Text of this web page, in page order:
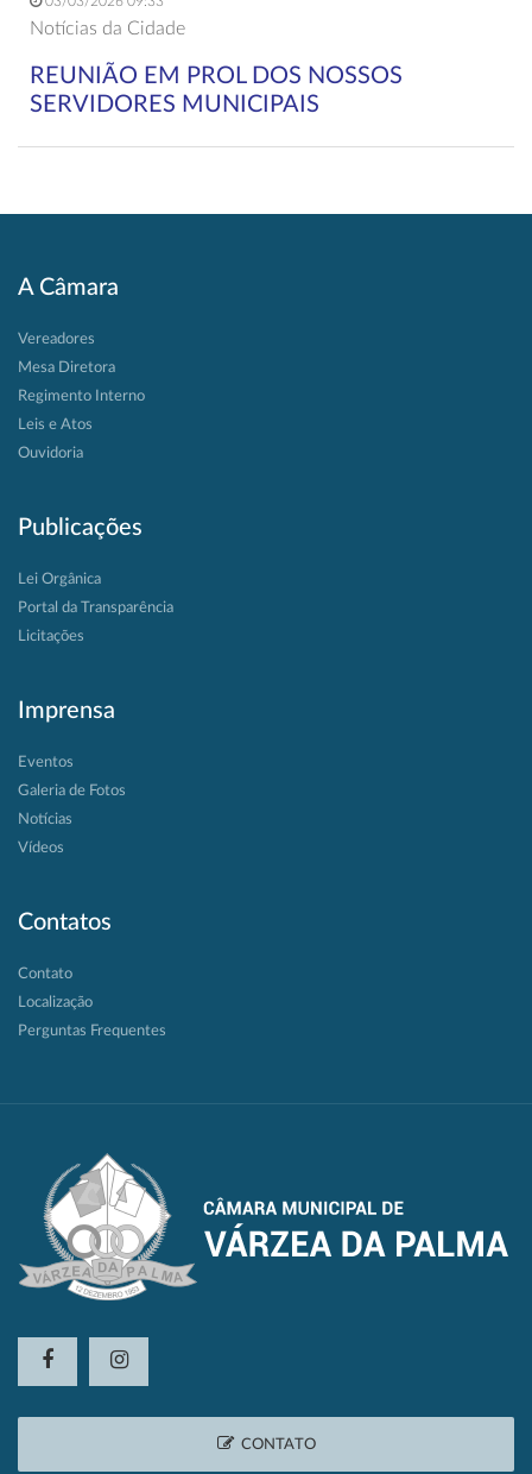
Notícias da Cidade
REUNIÃO EM PROL DOS NOSSOS
SERVIDORES MUNICIPAIS
A Câmara
Vereadores
Mesa Diretora
Regimento Interno
Leis e Atos
Ouvidoria
Publicações
Lei Orgânica
Portal da Transparência
Licitações
Imprensa
Eventos
Galeria de Fotos
Notícias
Vídeos
Contatos
Contato
Localização
Perguntas Frequentes
CONTATO